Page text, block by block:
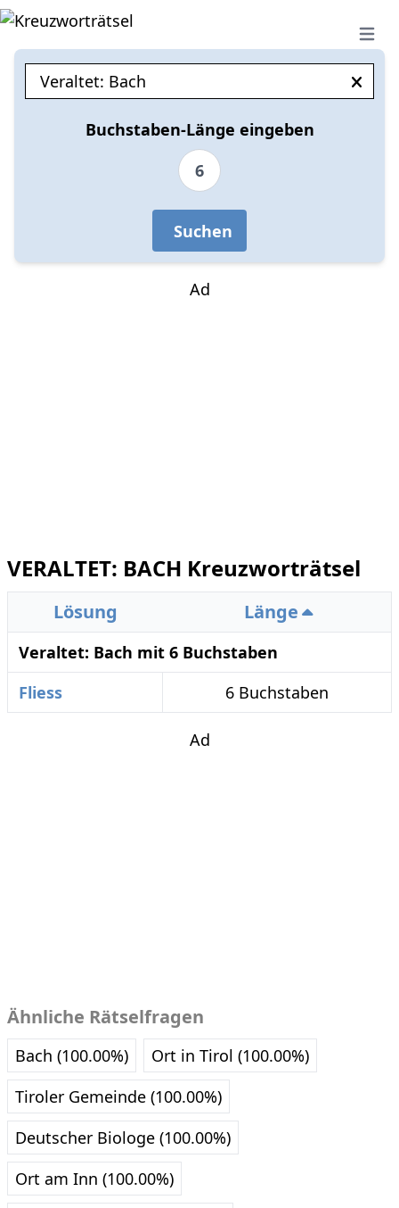
Open
Buchstaben-Länge eingeben
6
Suchen
Ad
VERALTET: BACH Kreuzworträtsel
Lösung Länge
Veraltet: Bach mit 6 Buchstaben
Fliess
6 Buchstaben
Ad
Ähnliche Rätselfragen
Bach (100.00%)
Ort in Tirol (100.00%)
Tiroler Gemeinde (100.00%)
Deutscher Biologe (100.00%)
Ort am Inn (100.00%)